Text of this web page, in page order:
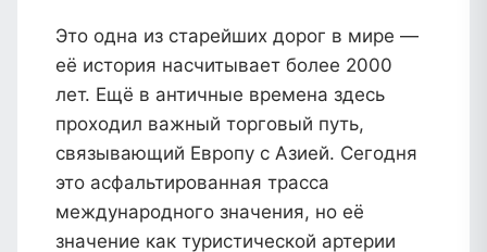
Это одна из старейших дорог в мире —
её история насчитывает более 2000
лет. Ещё в античные времена здесь
проходил важный торговый путь,
связывающий Европу с Азией. Сегодня
это асфальтированная трасса
международного значения, но её
значение как туристической артерии